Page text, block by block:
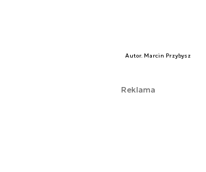
Autor. Marcin Przybysz
Reklama